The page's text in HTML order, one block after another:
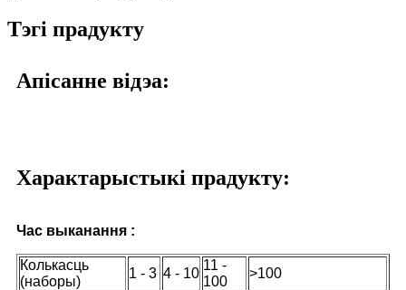
Тэгі прадукту
Апісанне відэа:
Характарыстыкі прадукту:
Час выканання :
Колькасць
(наборы)
1 - 3 4 - 10
11 -
100
>100